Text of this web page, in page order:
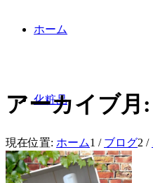
ホーム
化粧品
メイクアップ
アーカイブ月:
現在位置: ホーム1 / ブログ2 /